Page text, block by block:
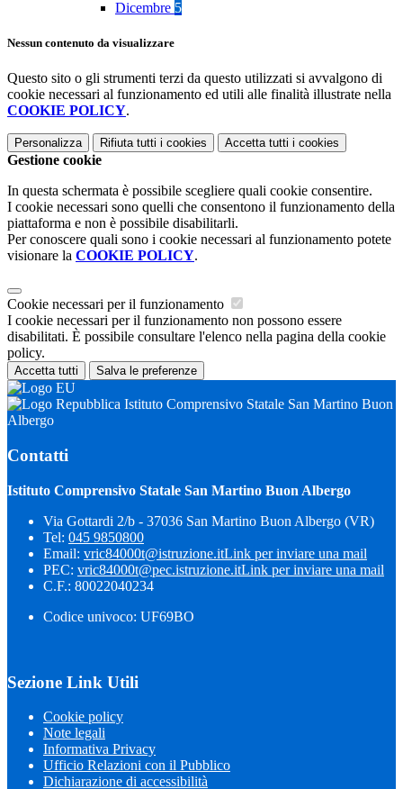
Dicembre 5
Nessun contenuto da visualizzare
Questo sito o gli strumenti terzi da questo utilizzati si avvalgono di
cookie necessari al funzionamento ed utili alle finalità illustrate nella
COOKIE POLICY.
Personalizza Rifiuta tutti i cookies Accetta tutti i cookies
Gestione cookie
In questa schermata è possibile scegliere quali cookie consentire.
I cookie necessari sono quelli che consentono il funzionamento della
piattaforma e non è possibile disabilitarli.
Per conoscere quali sono i cookie necessari al funzionamento potete
visionare la COOKIE POLICY.
Cookie necessari per il funzionamento
I cookie necessari per il funzionamento non possono essere
disabilitati. È possibile consultare l'elenco nella pagina della cookie
policy.
Accetta tutti Salva le preferenze
Istituto Comprensivo Statale San Martino Buon
Albergo
Contatti
Istituto Comprensivo Statale San Martino Buon Albergo
Via Gottardi 2/b - 37036 San Martino Buon Albergo (VR)
Tel: 045 9850800
Email: vric84000t@istruzione.itLink per inviare una mail
PEC: vric84000t@pec.istruzione.itLink per inviare una mail
C.F.: 80022040234
Codice univoco: UF69BO
Sezione Link Utili
Cookie policy
Note legali
Informativa Privacy
Ufficio Relazioni con il Pubblico
Dichiarazione di accessibilità